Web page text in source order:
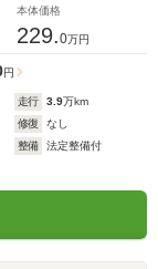
本体価格
229.0万円
円
走行 3.9万km
修復
なし
整備
法定整備付